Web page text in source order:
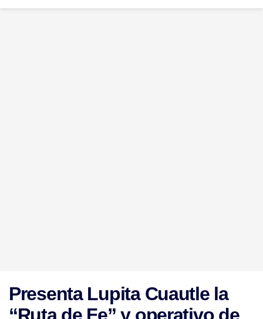
Presenta Lupita Cuautle la